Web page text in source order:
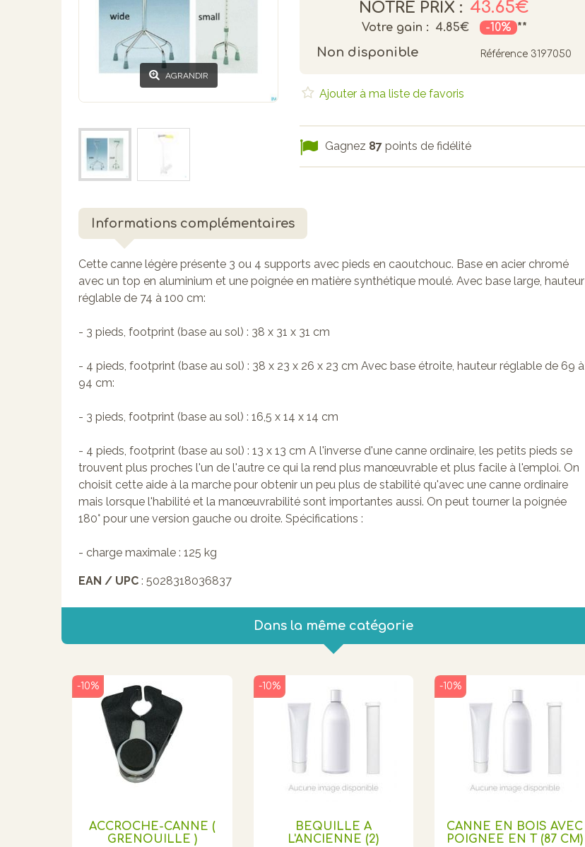
AGRANDIR
NOTRE PRIX : 43.65€
Votre gain : 4.85€ -10% **
Non disponible Référence 3197050
Ajouter à ma liste de favoris
Gagnez 87 points de fidélité
Informations complémentaires
Cette canne légère présente 3 ou 4 supports avec pieds en caoutchouc. Base en acier chromé
avec un top en aluminium et une poignée en matière synthétique moulé. Avec base large, hauteur
réglable de 74 à 100 cm:
- 3 pieds, footprint (base au sol) : 38 x 31 x 31 cm
- 4 pieds, footprint (base au sol) : 38 x 23 x 26 x 23 cm Avec base étroite, hauteur réglable de 69 à
94 cm:
- 3 pieds, footprint (base au sol) : 16,5 x 14 x 14 cm
- 4 pieds, footprint (base au sol) : 13 x 13 cm A l'inverse d'une canne ordinaire, les petits pieds se
trouvent plus proches l'un de l'autre ce qui la rend plus manœuvrable et plus facile à l'emploi. On
choisit cette aide à la marche pour obtenir un peu plus de stabilité qu'avec une canne ordinaire
mais lorsque l'habilité et la manœuvrabilité sont importantes aussi. On peut tourner la poignée
180° pour une version gauche ou droite. Spécifications :
- charge maximale : 125 kg
EAN / UPC : 5028318036837
Dans la même catégorie
ACCROCHE-CANNE (
GRENOUILLE )
-10%
BEQUILLE A
L'ANCIENNE (2)
-10%
CANNE EN BOIS AVEC
POIGNEE EN T (87 CM)
-10%